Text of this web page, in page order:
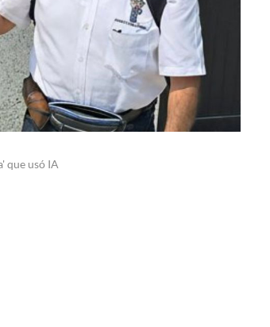
que usó IA